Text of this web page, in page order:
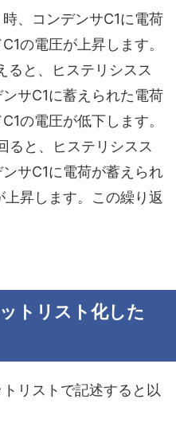
、コンデンサC1に電荷
の電圧が上昇します。
ると、ヒステリシスス
サC1に蓄えられた電荷
の電圧が低下します。
ると、ヒステリシスス
サC1に電荷が蓄えられ
昇します。この繰り返
トリスト化した
リストで記述すると以